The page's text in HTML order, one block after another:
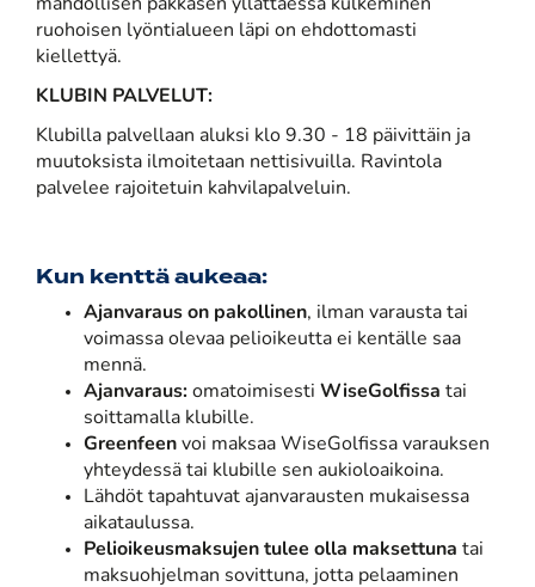
mahdollisen pakkasen yllättäessä kulkeminen
ruohoisen lyöntialueen läpi on ehdottomasti
kiellettyä.
KLUBIN PALVELUT:
Klubilla palvellaan aluksi klo 9.30 - 18 päivittäin ja
muutoksista ilmoitetaan nettisivuilla. Ravintola
palvelee rajoitetuin kahvilapalveluin.
Kun kenttä aukeaa:
Ajanvaraus on pakollinen, ilman varausta tai
voimassa olevaa pelioikeutta ei kentälle saa
mennä.
Ajanvaraus: omatoimisesti WiseGolfissa tai
soittamalla klubille.
Greenfeen voi maksaa WiseGolfissa varauksen
yhteydessä tai klubille sen aukioloaikoina.
Lähdöt tapahtuvat ajanvarausten mukaisessa
aikataulussa.
Pelioikeusmaksujen tulee olla maksettuna tai
maksuohjelman sovittuna, jotta pelaaminen